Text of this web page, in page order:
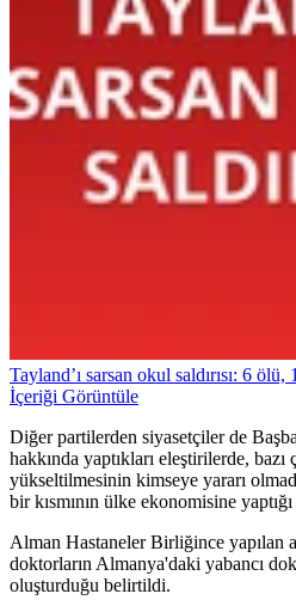
Tayland’ı sarsan okul saldırısı: 6 ölü,
İçeriği Görüntüle
Diğer partilerden siyasetçiler de
hakkında yaptıkları eleştirilerde,
yükseltilmesinin kimseye yararı
bir kısmının ülke ekonomisine
Alman Hastaneler Birliğince yapılan
doktorların Almanya'daki yabancı
oluşturduğu belirtildi.